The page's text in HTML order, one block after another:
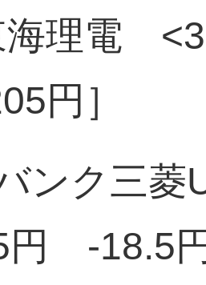
海理電
円］
ンク三
円 -18.5